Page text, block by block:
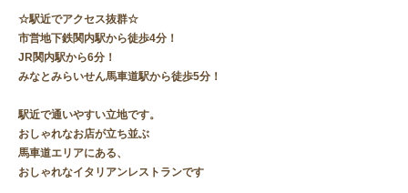
☆駅近でアクセス抜群☆
市営地下鉄関内駅から徒歩4分！
JR関内駅から6分！
みなとみらいせん馬車道駅から徒歩5分！
駅近で通いやすい立地です。
おしゃれなお店が立ち並ぶ
馬車道エリアにある、
おしゃれなイタリアンレストランです